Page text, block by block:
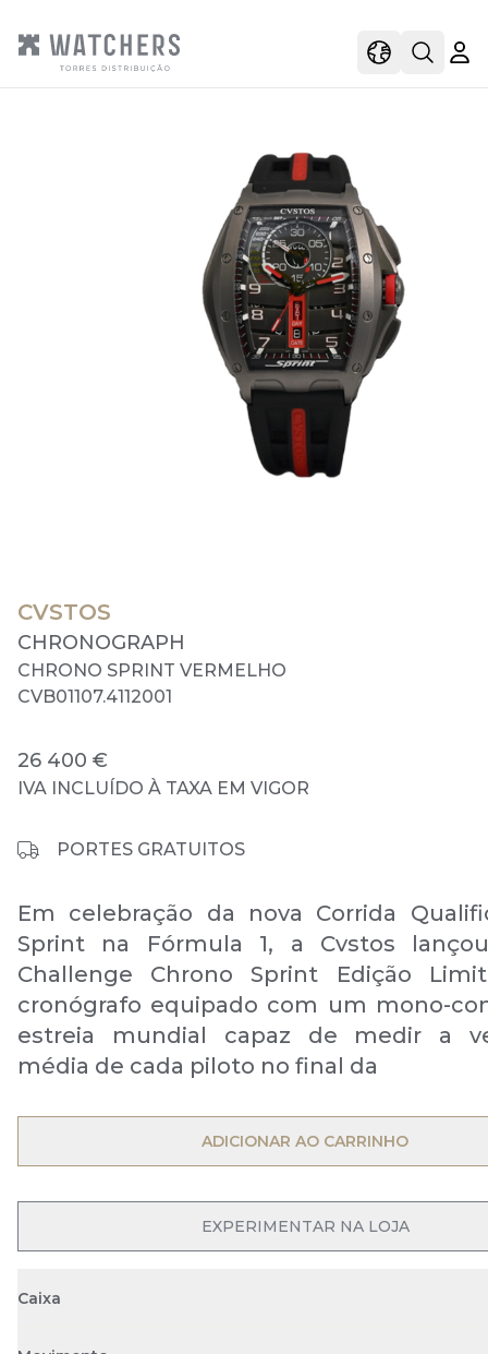
viewOpen
CVSTOS
CHRONOGRAPH
CHRONO SPRINT VERMELHO
CVB01107.4112001
26 400 €
IVA INCLUÍDO À TAXA EM VIGOR
PORTES GRATUITOS
Em celebração da nova Corrida
Sprint na Fórmula 1, a Cvstos
Challenge Chrono Sprint Edição
cronógrafo equipado com um mono-
estreia mundial capaz de medir a
média de cada piloto no final da
OPEN MENU
ADICIONAR AO CARRINHO
OPEN MENU
EXPERIMENTAR NA LOJA
Caixa